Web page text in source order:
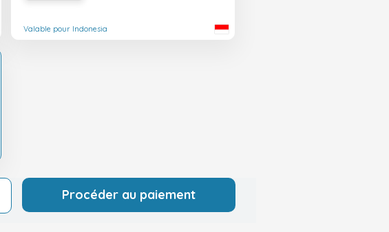
Valable pour Indonesia
Procéder au paiement